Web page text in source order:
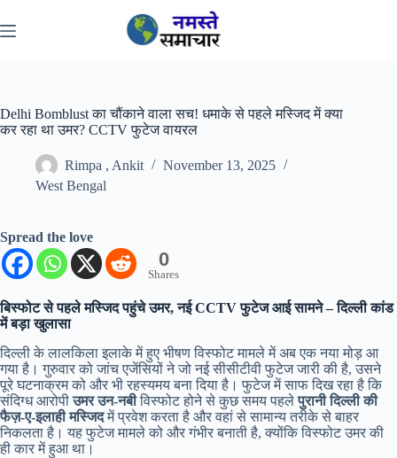
to
content
Delhi Bomblust का चौंकाने वाला सच! धमाके से पहले मस्जिद में क्या
कर रहा था उमर? CCTV फुटेज वायरल
Rimpa , Ankit
November 13, 2025
West Bengal
Spread the love
0
Shares
बिस्फोट से पहले मस्जिद पहुंचे उमर, नई CCTV फुटेज आई सामने – दिल्ली कांड
में बड़ा खुलासा
दिल्ली के लालकिला इलाके में हुए भीषण विस्फोट मामले में अब एक नया मोड़ आ
गया है। गुरुवार को जांच एजेंसियों ने जो नई सीसीटीवी फुटेज जारी की है, उसने
पूरे घटनाक्रम को और भी रहस्यमय बना दिया है। फुटेज में साफ दिख रहा है कि
संदिग्ध आरोपीउमर उन-नबीविस्फोट होने से कुछ समय पहलेपुरानी दिल्ली की
फैज़-ए-इलाही मस्जिदमें प्रवेश करता है और वहां से सामान्य तरीके से बाहर
निकलता है। यह फुटेज मामले को और गंभीर बनाती है, क्योंकि विस्फोट उमर की
ही कार में हुआ था।